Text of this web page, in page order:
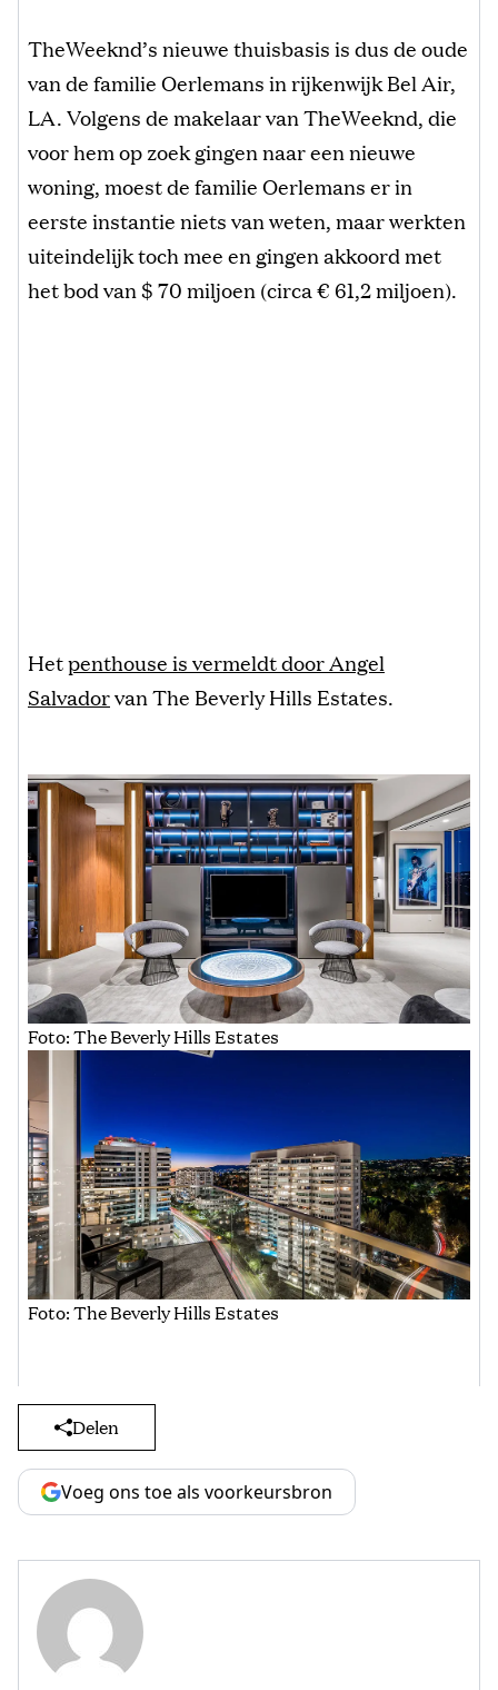
TheWeeknd’s nieuwe thuisbasis is dus de oude
van de familie Oerlemans in rijkenwijk Bel Air,
LA. Volgens de makelaar van TheWeeknd, die
voor hem op zoek gingen naar een nieuwe
woning, moest de familie Oerlemans er in
eerste instantie niets van weten, maar werkten
uiteindelijk toch mee en gingen akkoord met
het bod van $ 70 miljoen (circa € 61,2 miljoen).
Hetpenthouse is vermeldt door Angel
Salvadorvan The Beverly Hills Estates.
Foto: The Beverly Hills Estates
Foto: The Beverly Hills Estates
Delen
Voeg ons toe als voorkeursbron